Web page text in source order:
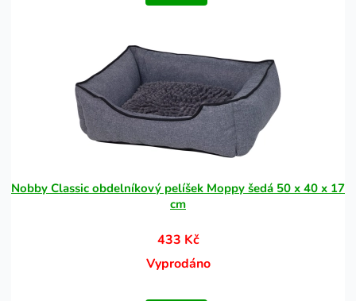
Nobby Classic obdelníkový pelíšek Moppy šedá 50 x 40 x 17
cm
433 Kč
Vyprodáno